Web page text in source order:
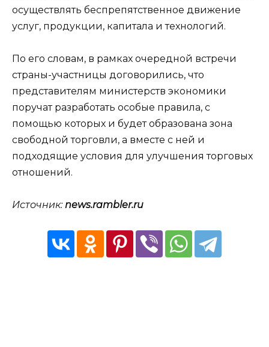
осуществлять беспрепятственное движение
услуг, продукции, капитала и технологий.
По его словам, в рамках очередной встречи
страны-участницы договорились, что
представителям министерств экономики
поручат разработать особые правила, с
помощью которых и будет образована зона
свободной торговли, а вместе с ней и
подходящие условия для улучшения торговых
отношений.
Источник:news.rambler.ru